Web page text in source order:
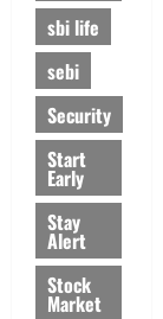
sbi life
sebi
Security
Start
Early
Stay
Alert
Stock
Market